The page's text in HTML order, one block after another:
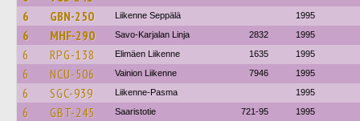
6 GBN-250 Liikenne Seppälä 1995
6 MHF-290 Savo-Karjalan Linja 2832 1995
6 RPG-138 Elimäen Liikenne 1635 1995
6 NCU-506 Vainion Liikenne 7946 1995
6 SGC-939 Liikenne-Pasma 1995
6 GBT-245 Saaristotie 721-95 1995